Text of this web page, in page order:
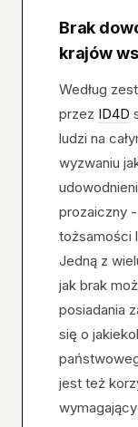
Brak
krajów
Według
przez ID4D
ludzi na
wyzwaniu
prozaiczny
tożsamości
Jedną z
jak brak
posiadania
się o
jest też